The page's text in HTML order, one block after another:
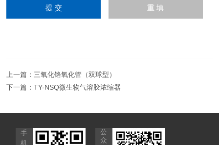
上一篇： 三氧化铬氧化管（双球型）
下一篇：TY-NSQ微生物气溶胶浓缩器
手
机
公
众